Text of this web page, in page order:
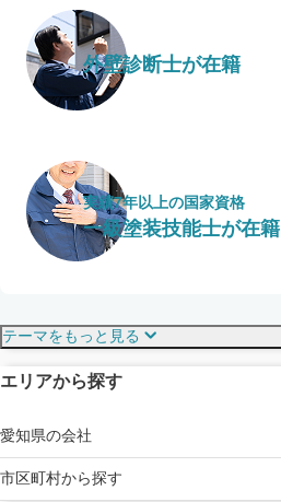
外壁診断士が在籍
実績7年以上の国家資格
一級塗装技能士が在籍
見えにくい屋根も安心
ドローン診断
テーマをもっと見る
エリアから探す
愛知県の会社
市区町村から探す